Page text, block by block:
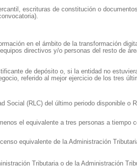
escrituras de constitución o
en el ámbito de la transformación
directivos y/o personas del resto de
de depósito o, si la entidad no
referido al mejor ejercicio de los tres
Social (RLC) del último periodo disponible o
el equivalente a tres personas a tiempo
equivalente de la Administración
Tributaria o de la Administración